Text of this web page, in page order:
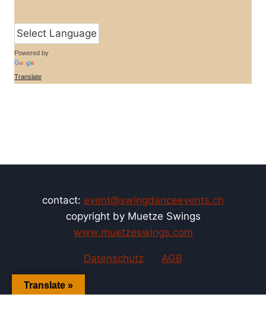
Powered by
Translate
contact: event@swingdanceevents.ch
copyright by Muetze Swings
www.muetzeswings.com
Datenschutz AGB
Translate »